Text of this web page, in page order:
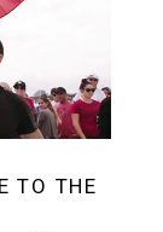
TO THE